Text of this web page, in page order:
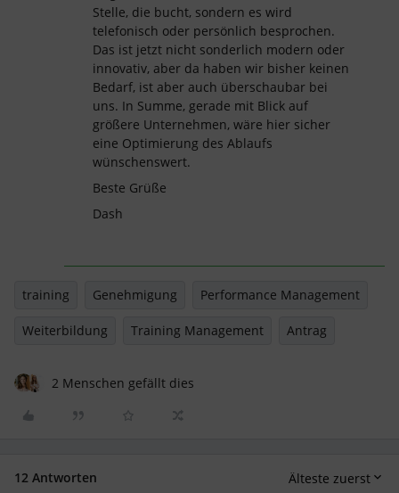
Stelle, die bucht, sondern es wird
telefonisch oder persönlich besprochen.
Das ist jetzt nicht sonderlich modern oder
innovativ, aber da haben wir bisher keinen
Bedarf, ist aber auch überschaubar bei
uns. In Summe, gerade mit Blick auf
größere Unternehmen, wäre hier sicher
eine Optimierung des Ablaufs
wünschenswert.
Beste Grüße
Dash
training Genehmigung Performance Management
Weiterbildung Training Management Antrag
2 Menschen gefällt dies
12 Antworten Älteste zuerst